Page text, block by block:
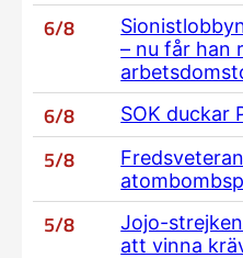
6/8
– nu får han
6/8 SOK duckar
5/8
5/8
Jojo-
att vinna